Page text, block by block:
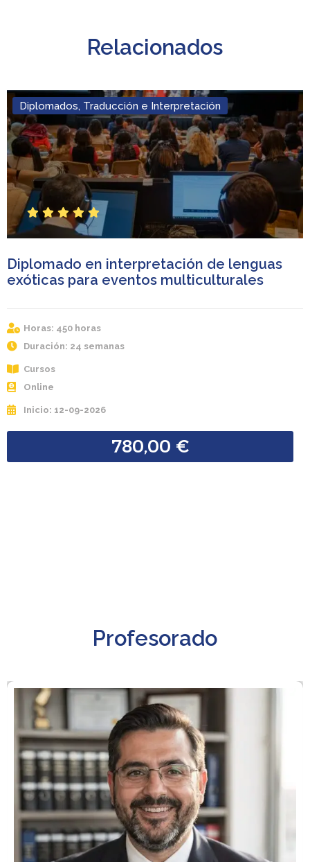
Relacionados
Diplomados, Traducción e Interpretación
S
t
a
r
S
t
r
S
t
a
r
S
t
a
r
S
t
r
Diplomado en interpretación de lenguas
exóticas para eventos multiculturales
Horas: 450 horas
Duración: 24 semanas
Cursos
Online
Inicio: 12-09-2026
780,00 €
Profesorado